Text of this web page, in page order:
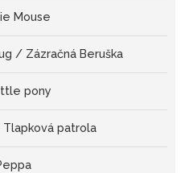
Mouse
/ Zázračná Beruška
pony
patrola